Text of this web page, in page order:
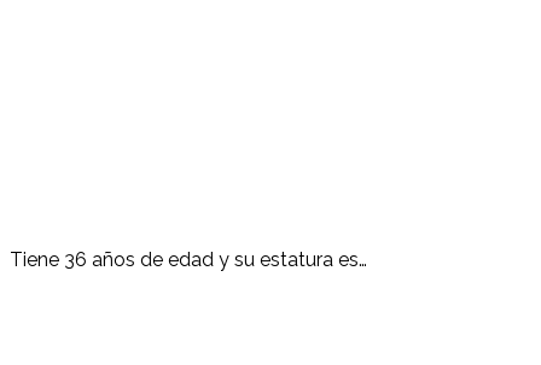
Tiene 36 años de edad y su estatura es…